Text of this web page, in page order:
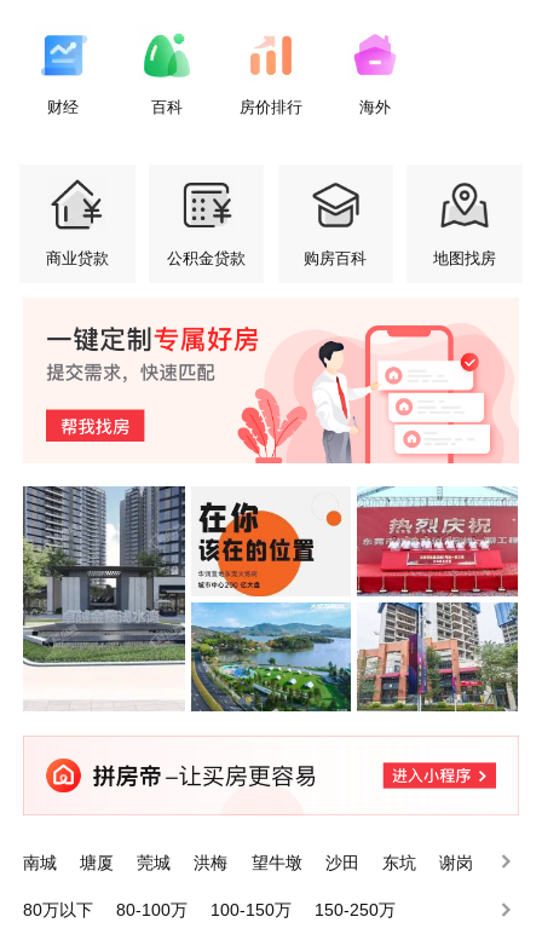
财经 百科 房价排行 海外
商业贷款 公积金贷款 购房百科 地图找房
南城 塘厦 莞城 洪梅 望牛墩 沙田 东坑
谢岗
80万以下
80-100万 100-150万
150-250万